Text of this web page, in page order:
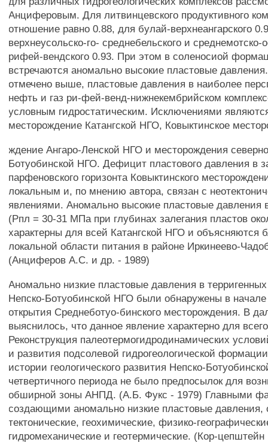
Анциферовым. Для литвинцевского продуктивного
отношение равно 0.88, для булай-верхнеангарского
верхнеусольско-го- среднебельского и среднемотско-
рифей-вендского 0.93. При этом в соленосиой
встречаются аномально высокие пластовые
отмечено выше, пластовые давления в наиболее
нефть и газ ри-фей-венд-нижнекембрийском
условным гидростатическим. Исключениями
месторождение Катангской НГО, Ковыктинское
ждение Ангаро-Ленской НГО и месторождения
Ботуобинской НГО. Дефицит пластового давления в
парфеновского горизонта Ковыктинского
локальным и, по мнению автора, связан с
явлениями. Аномально высокие пластовые давления
(Рпл = 30-31 МПа при глубинах залегания пластов
характерны для всей Катангской НГО и объясняются
локальной области питания в районе Иркинеево-
(Анциферов A.C. и др. - 1989)
Аномально низкие пластовые давления в
Непско-Ботуобинской НГО были обнаружены в начале
открытия Среднеботуо-бинского месторождения. В
выяснилось, что данное явление характерно для
Реконструкция палеотермогидродинамических
и развития подсолевой гидрогеологической
истории геологического развития Непско-
четвертичного периода не было предпосылок для
обширной зоны АНПД. (А.Б. Фукс - 1979) Главными
создающими аномально низкие пластовые давления,
тектонические, геохимические, физико-
гидромеханические и геотермические. (Кор-